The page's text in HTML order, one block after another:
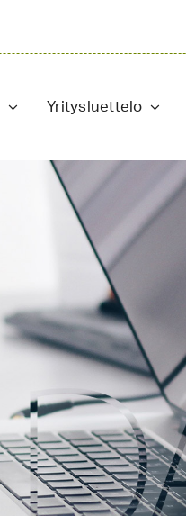
Yritysluettelo